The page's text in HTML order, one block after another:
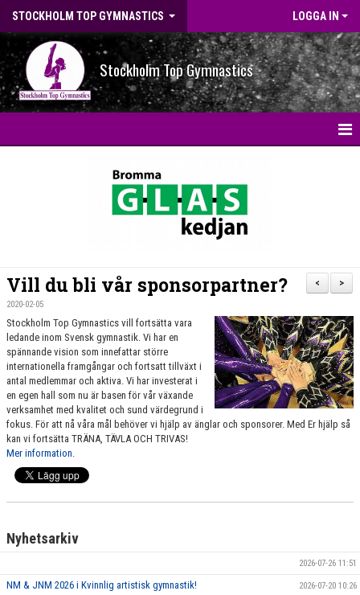
STOCKHOLM TOP GYMNASTICS LOGGA IN
Stockholm Top Gymnastics
OM FÖRENINGEN
STG-HALLEN
VÄRDEGRUND
FÖRENINGSPRODUKTER
KONTAKT
MÄRKESTAGNING
>
<
Vill du bli vår sponsorpartner?
2020-02-05
Stockholm Top Gymnastics vill fortsätta vara
ledande inom Svensk gymnastik. Vi har en
spännande vision som innefattar större
internationella framgångar och fortsatt tillväxt i
antal medlemmar och aktiva. Vi har investerat i
en egen hall som nu är basen för vår växande
verksamhet med kvalitet och sund värdegrund i
fokus. För att nå våra mål behöver vi hjälp av änglar och sponsorer. Med Er hjälp så
kan vi fortsätta TRÄNA, TÄVLA OCH TRIVAS!
Mer information.
Nyhetsarkiv
2026-07-26 11:51
NM & JNM 2026 i Kvinnlig artistisk gymnastik! 2026-07-20 10:26